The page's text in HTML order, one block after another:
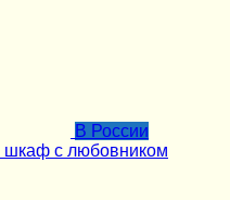
В России
шкаф с любовником